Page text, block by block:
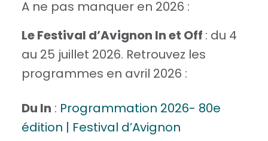
A ne pas manquer en 2026 :
Le Festival d’Avignon In et Off : du 4
au 25 juillet 2026. Retrouvez les
programmes en avril 2026 :
Du In : Programmation 2026- 80e
édition | Festival d’Avignon